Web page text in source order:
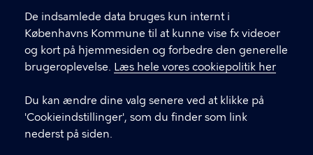
De indsamlede data bruges kun internt i
Københavns Kommune til at kunne vise fx videoer
og kort på hjemmesiden og forbedre den generelle
brugeroplevelse. Læs hele vores cookiepolitik her
Du kan ændre dine valg senere ved at klikke på
'Cookieindstillinger', som du finder som link
nederst på siden.
LINKS
BUFX – teknologiforståelse i skolen
(hjemmeside)
BUF Kompetenceudvikling (Plan2Learn)
ÅbenDagtilbud.kk.dk